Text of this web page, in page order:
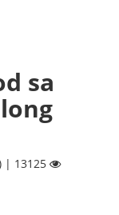
sa
| 13125